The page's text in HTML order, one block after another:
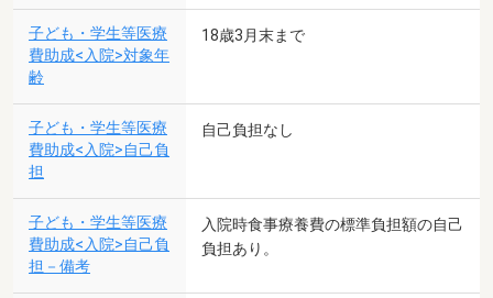
子ども・学生等医療
費助成<入院>対象年
齢
18歳3月末まで
子ども・学生等医療
費助成<入院>自己負
担
自己負担なし
子ども・学生等医療
費助成<入院>自己負
担－備考
入院時食事療養費の標準負担額の自己
負担あり。